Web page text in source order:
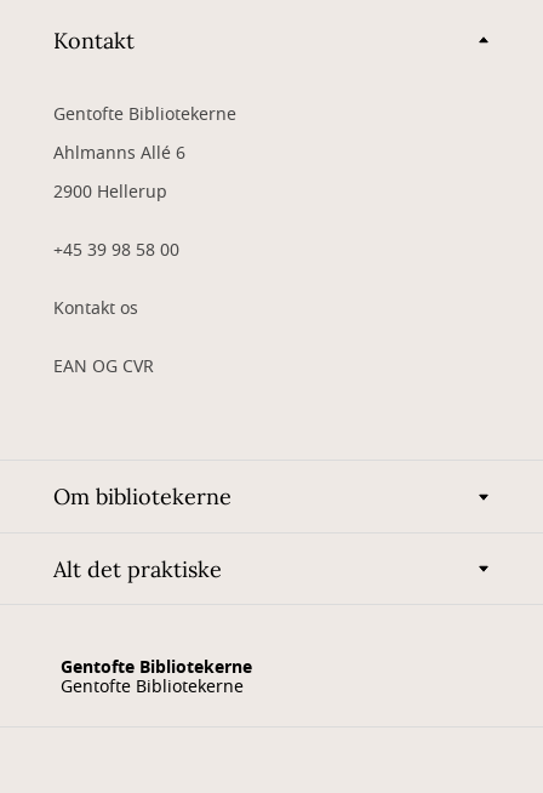
Kontakt
Gentofte Bibliotekerne
Ahlmanns Allé 6
2900 Hellerup
+45 39 98 58 00
Kontakt os
EAN OG CVR
Om bibliotekerne
Alt det praktiske
Gentofte Bibliotekerne
Gentofte Bibliotekerne